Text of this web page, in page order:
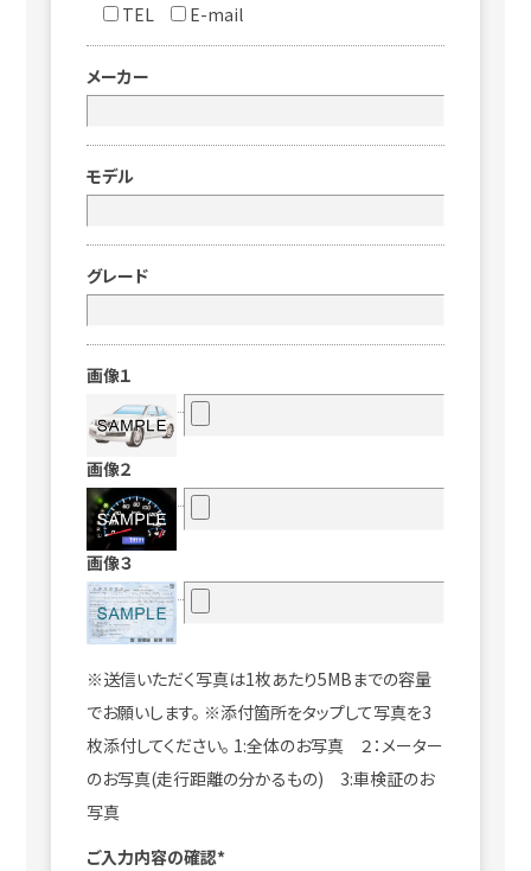
TEL
E-mail
メーカー
モデル
グレード
画像１
画像２
画像３
※送信いただく写真は1枚あたり5MBまでの容量
でお願いします。 ※添付箇所をタップして写真を3
枚添付してください。 1:全体のお写真 ２：メーター
のお写真(走行距離の分かるもの) 3:車検証のお
写真
ご入力内容の確認*